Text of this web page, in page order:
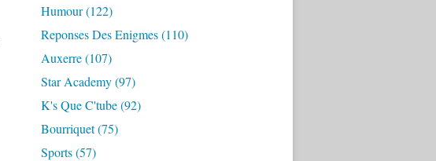
Humour(122)
Reponses Des Enigmes(110)
Auxerre(107)
Star Academy(97)
K's Que C'tube(92)
Bourriquet(75)
Sports(57)